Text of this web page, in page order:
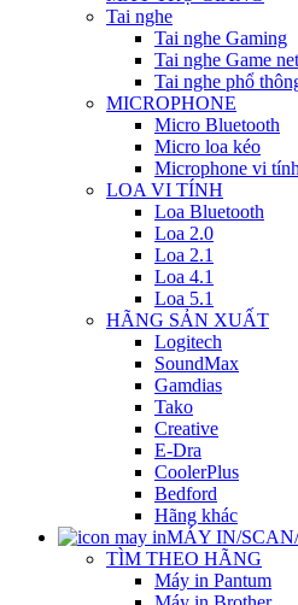
Tai nghe
Tai nghe Gaming
Tai nghe Game net
Tai nghe phổ
MICROPHONE
Micro Bluetooth
Micro loa kéo
Microphone vi tính
LOA VI TÍNH
Loa Bluetooth
Loa 2.0
Loa 2.1
Loa 4.1
Loa 5.1
HÃNG SẢN XUẤT
Logitech
SoundMax
Gamdias
Tako
Creative
E-Dra
CoolerPlus
Bedford
Hãng khác
MÁY IN/
TÌM THEO HÃNG
Máy in Pantum